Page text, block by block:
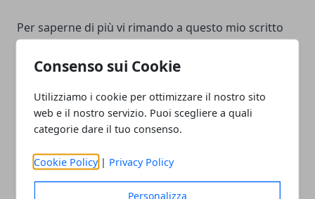
Consenso sui Cookie
Utilizziamo i cookie per ottimizzare il nostro sito
web e il nostro servizio. Puoi scegliere a quali
categorie dare il tuo consenso.
Cookie Policy | Privacy Policy
Personalizza
Per saperne di più vi rimando a questo mio scritto
La normativa italiana sulle locazioni ha predisposto
un tipo di contratto che tiene conto delle esigenze
abitative degli studenti fuori sede.